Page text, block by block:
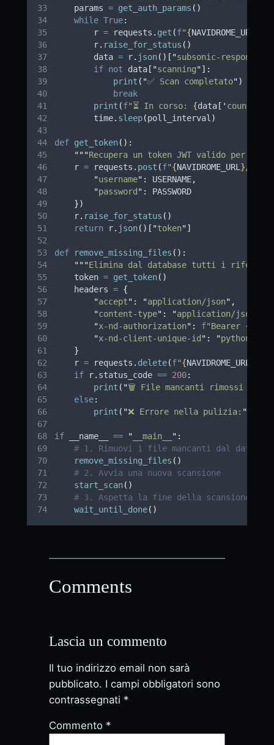
    params
= get_auth_params ()
while True:
        r
= requests . get (f"{NAVIDROME_URL
        r
. raise_for_status ()
        data
= r. json()[ "subsonic-response
if not data[ "scanning"]:
print ( "✅ Scan completato")
break
print (f"⏳ In corso: {data[ ' count
        time
. sleep(poll_interval )
def get_token():
"""Recupera un token JWT valido per le
    r
= requests . post (f"{NAVIDROME_URL }/
"username" : USERNAME,
"password " :
PASSWORD
})
    r
. raise_for_status ()
return r. json()[ "token"]
def remove_missing_files ():
"""Elimina dal database tutti i
    token
= get_token()
    headers
= {
"accept" : "application/json" ,
"content-type" : "application/json
"x-nd-authorization" : f"Bearer {
"x-nd-client-unique-id " : "python-
}
    r
= requests . delete(f"{NAVIDROME_URL
if r. status_code == 200:
print ( "🗑️ File mancanti rimossi dal
else:
print ( "❌ Errore nella pulizia: "
if __name__ == " __main__ " :
# 1. Rimuovi i file mancanti dal database
remove_missing_files ()
# 2. Avvia una nuova scansione
start_scan()
# 3. Aspetta la fine della scansione
wait_until_done()
Comments
Lascia un commento
Il tuo indirizzo email non sarà
pubblicato. I campi obbligatori sono
contrassegnati *
Commento *